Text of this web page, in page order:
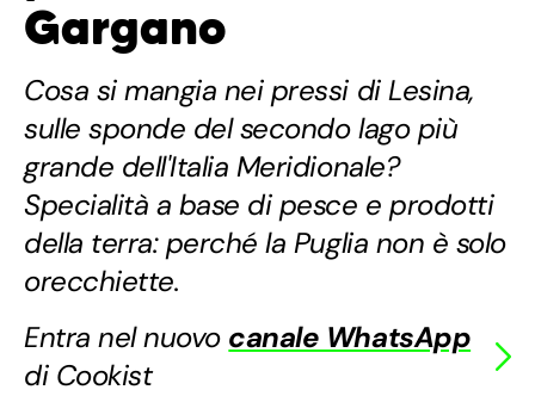
Gargano
Cosa si mangia nei pressi di Lesina,
sulle sponde del secondo lago più
grande dell'Italia Meridionale?
Specialità a base di pesce e prodotti
della terra: perché la Puglia non è solo
orecchiette.
Entra nel nuovo canale WhatsApp
di Cookist